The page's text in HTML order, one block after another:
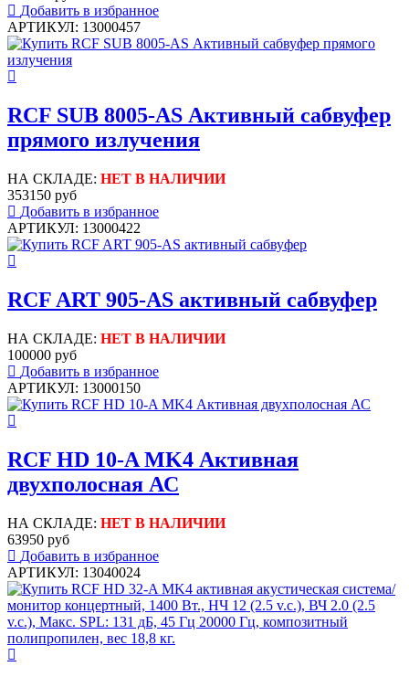
Добавить в избранное
АРТИКУЛ: 13000457
RCF SUB 8005-AS Активный сабвуфер
прямого излучения
НА СКЛАДЕ: НЕТ В НАЛИЧИИ
353150 руб
Добавить в избранное
АРТИКУЛ: 13000422
RCF ART 905-AS активный сабвуфер
НА СКЛАДЕ: НЕТ В НАЛИЧИИ
100000 руб
Добавить в избранное
АРТИКУЛ: 13000150
RCF HD 10-A MK4 Активная
двухполосная АС
НА СКЛАДЕ: НЕТ В НАЛИЧИИ
63950 руб
Добавить в избранное
АРТИКУЛ: 13040024